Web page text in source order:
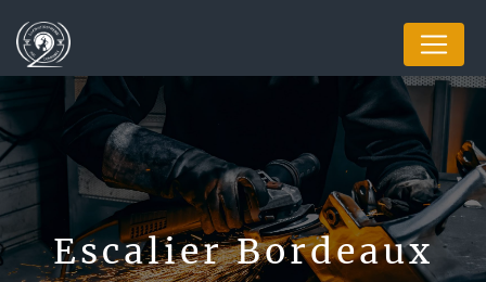
escalier Bordeaux